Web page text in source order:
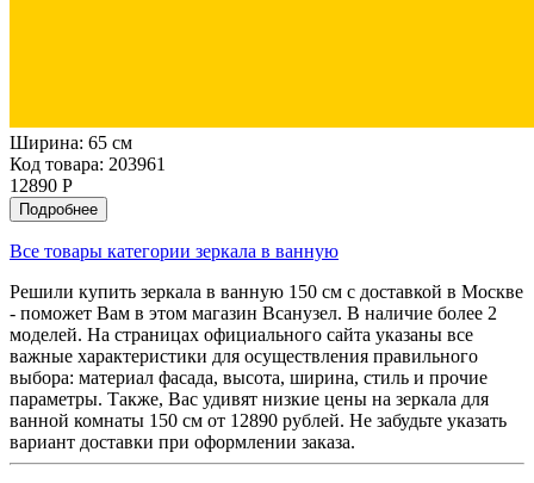
Ширина: 65 см
Код товара: 203961
12890 Р
Подробнее
Все товары категории зеркала в ванную
Решили купить зеркала в ванную 150 см с доставкой в Москве
- поможет Вам в этом магазин Всанузел. В наличие более 2
моделей. На страницах официального сайта указаны все
важные характеристики для осуществления правильного
выбора: материал фасада, высота, ширина, стиль и прочие
параметры. Также, Вас удивят низкие цены на зеркала для
ванной комнаты 150 см от 12890 рублей. Не забудьте указать
вариант доставки при оформлении заказа.